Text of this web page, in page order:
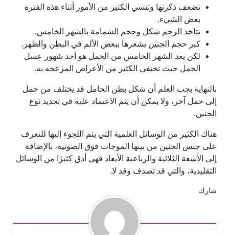
تضعف ذكرتها وتنسي الكثير من الأمور أثناء هذه الفترة
بعض الشيء.
يتاخذ الرحم شكل وحجم الشمامة بالشهر الخامس.
كبر حجم الجنين يشعرها ببعض الألم في البطن والظهر.
لكن يعد الشهر الخامس من الحمل هو أحد شهور عسل
الحمل حيث تختفي الكثير من الأعراض المزعجه به.
بالنهاية يجب العلم أن شكل بطن الحامل قد يختلف من حمل
إلى حمل آخر، ولا يمكن أن يتم الاعتماد عليه في تحديد نوع
الجنين.
هناك الكثير من الوسائل العلمية التي يتم اللجوء إليها للتعرف
على جنس الجنين من بينها الموجات فوق الصوتية، بالإضافة
إلى الأشعة الثلاثية والرباعية الأبعاد فهي أدق كثيرًا من الوسائل
التقليدية، والتي قد تصدف وقد لا.
شارك